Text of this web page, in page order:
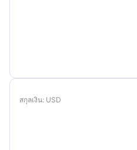
สกุลเงิน: USD